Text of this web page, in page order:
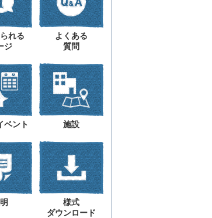
れる
ジ
よくある
質問
ベント 施設
様式
ダウンロード